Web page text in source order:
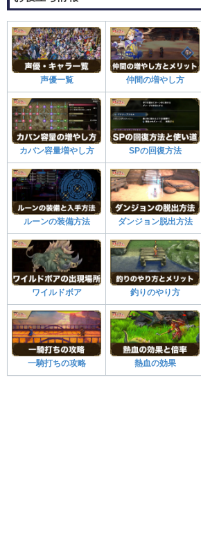
声優一覧 仲間の増やし方
カバン容量増やし方 SPの回復方法
ルーンの装備方法 ダンジョン脱出方法
ワイルドボア 釣りのやり方
一騎打ちの攻略 熱血の効果